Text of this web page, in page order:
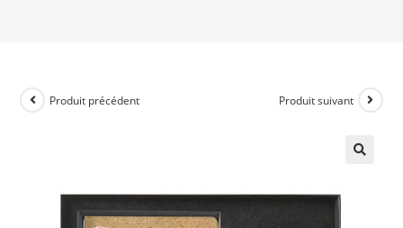
Produit précédent Produit suivant